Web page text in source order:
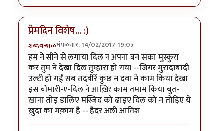
प्रेमदिन विशेष... :)
शब्दबम्बाळमंगळवार, 14/02/2017 19:05
हम ने सीने से लगाया दिल न अपना बन सका मुस्कुरा
कर तुम ने देखा दिल तुम्हारा हो गया --जिगर मुरादाबादी
उल्टी हो गईं सब तदबीरें कुछ न दवा ने काम किया देखा
इस बीमारी-ए-दिल ने आख़िर काम तमाम किया बुत-
ख़ाना तोड़ डालिए मस्जिद को ढाइए दिल को न तोड़िए ये
ख़ुदा का मक़ाम है -- हैदर अली आतिश